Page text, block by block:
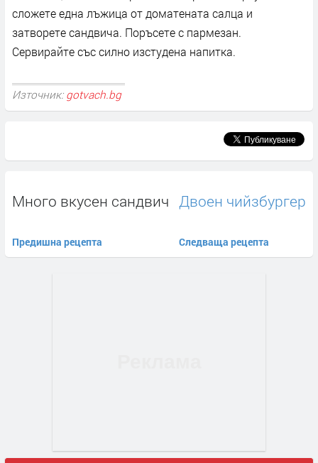
сложете една лъжица от доматената салца и
затворете сандвича. Поръсете с пармезан.
Сервирайте със силно изстудена напитка.
Източник: gotvach.bg
Много вкусен сандвич
Предишна рецепта
Двоен чийзбургер
Следваща рецепта